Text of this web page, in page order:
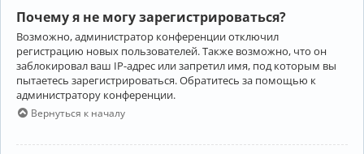
Почему я не могу зарегистрироваться?
Возможно, администратор конференции отключил
регистрацию новых пользователей. Также возможно, что он
заблокировал ваш IP-адрес или запретил имя, под которым вы
пытаетесь зарегистрироваться. Обратитесь за помощью к
администратору конференции.
Вернуться к началу